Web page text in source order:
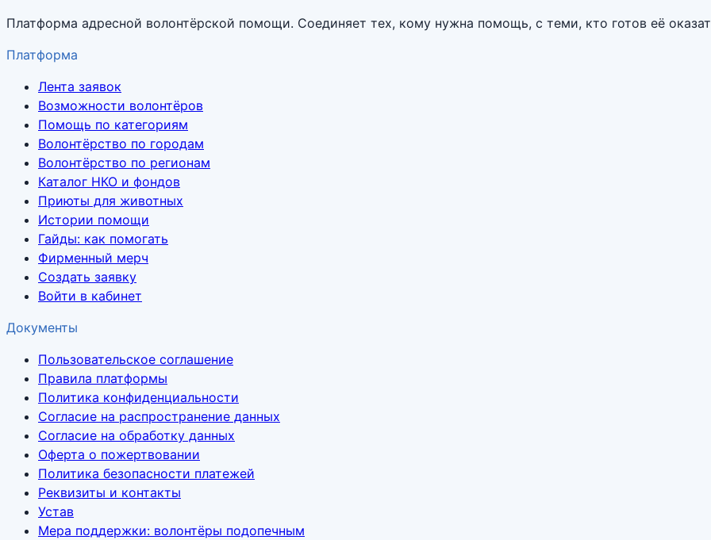
Платформа адресной волонтёрской помощи. Соединяет тех, кому нужна помощь, с теми, кто готов её
Платформа
Лента заявок
Возможности волонтёров
Помощь по категориям
Волонтёрство по городам
Волонтёрство по регионам
Каталог НКО и фондов
Приюты для животных
Истории помощи
Гайды: как помогать
Фирменный мерч
Создать заявку
Войти в кабинет
Документы
Пользовательское соглашение
Правила платформы
Политика конфиденциальности
Согласие на распространение данных
Согласие на обработку данных
Оферта о пожертвовании
Политика безопасности платежей
Реквизиты и контакты
Устав
Мера поддержки: волонтёры подопечным